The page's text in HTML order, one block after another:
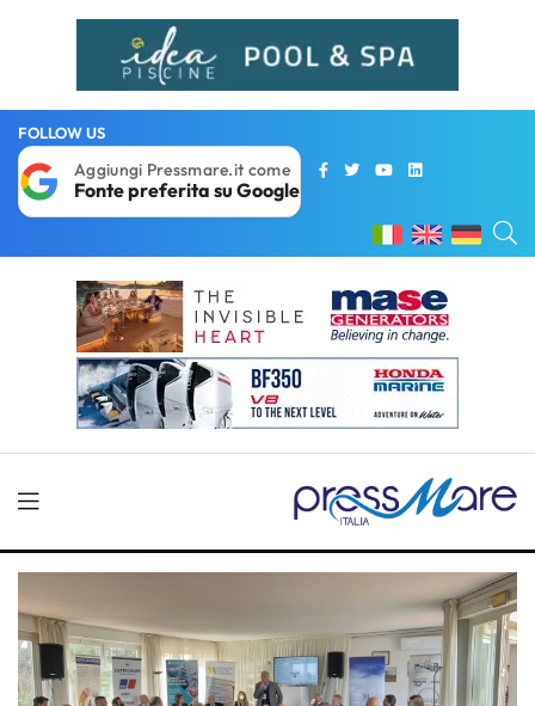
FOLLOW US
Aggiungi Pressmare.it come
Fonte preferita su Google